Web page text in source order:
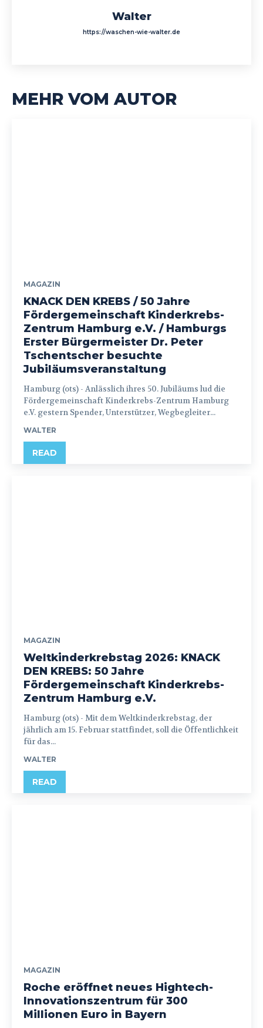
Walter
https://waschen-wie-walter.de
MEHR VOM AUTOR
MAGAZIN
KNACK DEN KREBS / 50 Jahre
Fördergemeinschaft Kinderkrebs-
Zentrum Hamburg e.V. / Hamburgs
Erster Bürgermeister Dr. Peter
Tschentscher besuchte
Jubiläumsveranstaltung
Hamburg (ots) - Anlässlich ihres 50. Jubiläums lud die
Fördergemeinschaft Kinderkrebs-Zentrum Hamburg
e.V. gestern Spender, Unterstützer, Wegbegleiter...
WALTER
READ
MAGAZIN
Weltkinderkrebstag 2026: KNACK
DEN KREBS: 50 Jahre
Fördergemeinschaft Kinderkrebs-
Zentrum Hamburg e.V.
Hamburg (ots) - Mit dem Weltkinderkrebstag, der
jährlich am 15. Februar stattfindet, soll die Öffentlichkeit
für das...
WALTER
READ
MAGAZIN
Roche eröffnet neues Hightech-
Innovationszentrum für 300
Millionen Euro in Bayern